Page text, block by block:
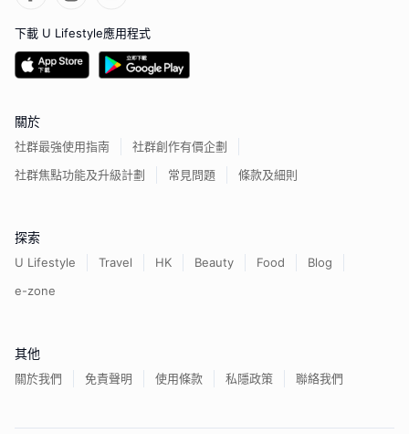
下載 U Lifestyle應用程式
關於
社群最強使用指南
社群創作有價企劃
社群焦點功能及升級計劃
常見問題 條款及細則
探索
U Lifestyle Travel HK Beauty Food
Blog
e-zone
其他
關於我們 免責聲明 使用條款 私隱政策 聯絡我們